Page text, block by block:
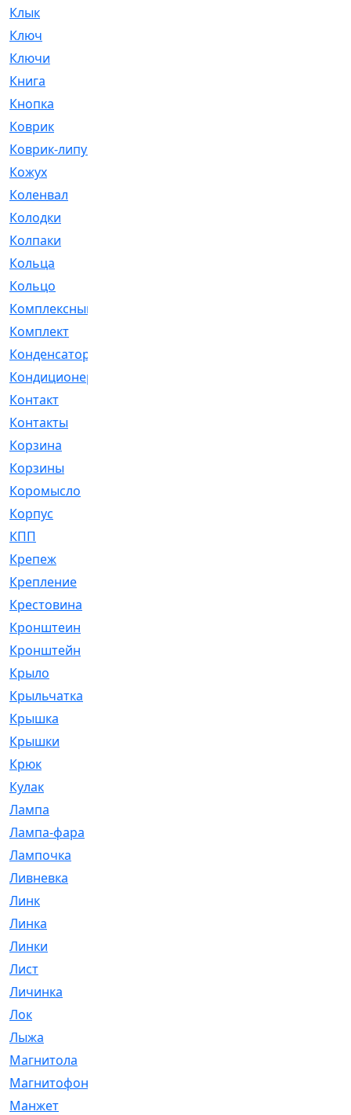
Клык
Ключ
Ключи
Книга
Кнопка
Коврик
Коврик-липучка
Кожух
Коленвал
Колодки
Колпаки
Кольца
Кольцо
Комплексный
Комплект
Конденсатор
Кондиционер
Контакт
Контакты
Корзина
Корзины
Коромысло
Корпус
КПП
Крепеж
Крепление
Крестовина
Кронштеин
Кронштейн
Крыло
Крыльчатка
Крышка
Крышки
Крюк
Кулак
Лампа
Лампа-фара
Лампочка
Ливневка
Линк
Линка
Линки
Лист
Личинка
Лок
Лыжа
Магнитола
Магнитофон
Манжет